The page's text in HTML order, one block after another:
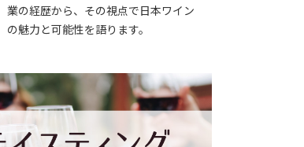
業の経歴から、その視点で日本ワイン
の魅力と可能性を語ります。